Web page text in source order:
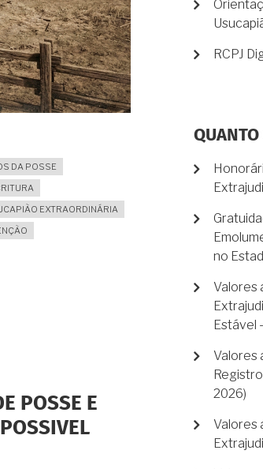
DA POSSE
EXTRAORDINÁRIA
POSSE E
RCPJ
QUANTO
no
Valores
Estável
Valores
2026)
Valores